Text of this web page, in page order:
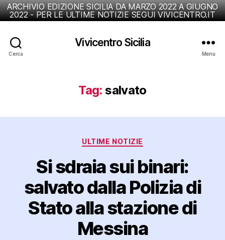
ARCHIVIO EDIZIONE SICILIA DA MARZO 2022 A GIUGNO
2022 - PER LE ULTIME NOTIZIE SEGUI VIVICENTRO.IT
Cerca
Vivicentro Sicilia
Menu
Tag: salvato
Categorie
ULTIME NOTIZIE
Si sdraia sui binari:
salvato dalla Polizia di
Stato alla stazione di
Messina